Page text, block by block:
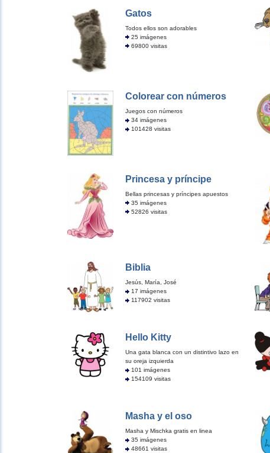
Gatos
Todos ellos son adorables
25 imágenes
69800 visitas
Colorear con números
Juegos con números
34 imágenes
101428 visitas
Princesa y príncipe
Bellas princesas y príncipes apuestos
35 imágenes
52826 visitas
Biblia
Jesús, María, José
17 imágenes
117902 visitas
Hello Kitty
Una gata blanca con un distintivo lazo en
su oreja izquierda
101 imágenes
154109 visitas
Masha y el oso
Masha y Mischka gratis en linea
35 imágenes
48661 visitas